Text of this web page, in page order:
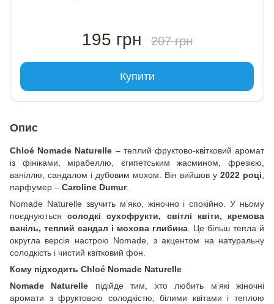
195 грн 207 грн
Купити
Опис
Chloé Nomade Naturelle – теплий фруктово-квітковий аромат
із фініками, мірабеллю, єгипетським жасмином, фрезією,
ваніллю, сандалом і дубовим мохом. Він вийшов у 2022 році
парфумер – Caroline Dumur.
Nomade Naturelle звучить м’яко, жіночно і спокійно. У ньому
поєднуютьсясолодкі сухофрукти, світлі квіти, кремова
ваніль, теплий сандал і мохова глибина . Це більш тепла й
округла версія настрою Nomade, з акцентом на натуральну
солодкість і чистий квітковий фон.
Кому підходить Chloé Nomade Naturelle
Nomade Naturelle підійде тим, хто любить м’які жіночні
аромати з фруктовою солодкістю, білими квітами і теплою